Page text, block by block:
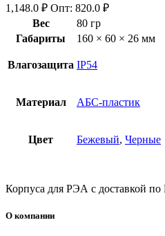
1,148.0 ₽ Опт: 820.0 ₽
Вес
80 гр
Габариты
160 × 60 × 26 мм
Влагозащита IP54
Материал АБС-пластик
Цвет Бежевый, Черные
Корпуса для РЭА с доставкой
О компании